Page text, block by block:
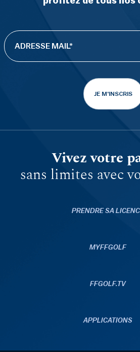
JE M'INSCRIS
Vivez votre
sans limites avec
PRENDRE SA
MYFFGOLF
FFGOLF.TV
APPLICATIONS